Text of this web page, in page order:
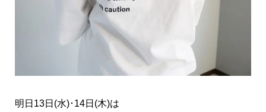
明日13日(水)･14日(木)は